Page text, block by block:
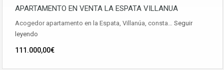
APARTAMENTO EN VENTA LA ESPATA VILLANUA
Acogedor apartamento en la Espata, Villanúa, consta… Seguir
leyendo
111.000,00€